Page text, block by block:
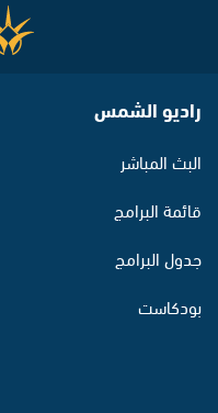
راديو الشمس
البث المباشر
قائمة البرامج
جدول البرامج
بودكاست